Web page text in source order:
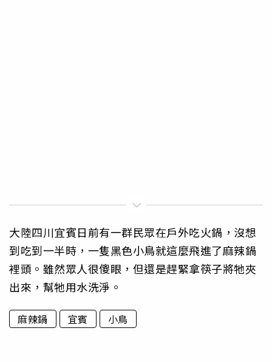
大陸四川宜賓日前有一群民眾在戶外吃火鍋，沒想
到吃到一半時，一隻黑色小鳥就這麼飛進了麻辣鍋
裡頭。雖然眾人很傻眼，但還是趕緊拿筷子將牠夾
出來，幫牠用水洗淨。
麻辣鍋 宜賓 小鳥